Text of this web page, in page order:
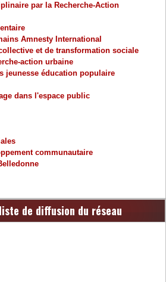
par la Recherche-Action
Amnesty International
et de transformation sociale
action urbaine
jeunesse éducation populaire
dans l'espace public
communautaire
de diffusion du réseau